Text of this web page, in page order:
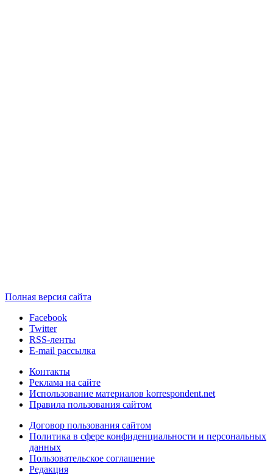
Полная версия сайта
Facebook
Twitter
RSS-ленты
E-mail рассылка
Контакты
Реклама на сайте
Использование материалов korrespondent.net
Правила пользования сайтом
Договор пользования сайтом
Политика в сфере конфиденциальности и персональных
данных
Пользовательское соглашение
Редакция